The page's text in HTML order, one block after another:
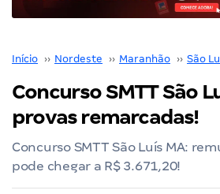
Início ›› Nordeste ›› Maranhão ›› São
Concurso SMTT São
provas remarcadas!
Concurso SMTT São Luís MA:
pode chegar a R$ 3.671,20!